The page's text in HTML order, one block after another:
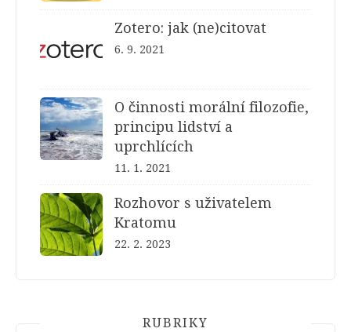
Zotero: jak (ne)citovat
6. 9. 2021
O činnosti morální filozofie,
principu lidství a
uprchlících
11. 1. 2021
Rozhovor s uživatelem
Kratomu
22. 2. 2023
RUBRIKY